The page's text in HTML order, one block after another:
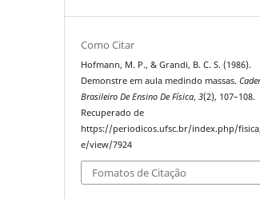
Como Citar
Hofmann, M. P., & Grandi, B. C. S. (1986).
Demonstre em aula medindo massas.
Brasileiro De Ensino De Física,3(2), 107–108.
Recuperado de
https://periodicos.ufsc.br/index.php/
e/view/7924
Fomatos de Citação